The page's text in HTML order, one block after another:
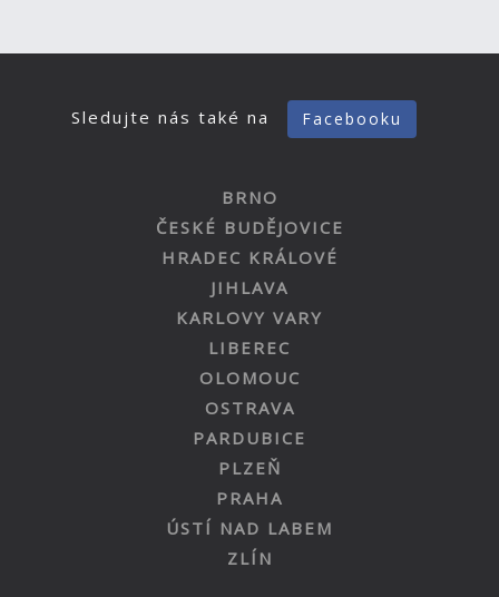
Sledujte nás také na Facebooku
BRNO
ČESKÉ BUDĚJOVICE
HRADEC KRÁLOVÉ
JIHLAVA
KARLOVY VARY
LIBEREC
OLOMOUC
OSTRAVA
PARDUBICE
PLZEŇ
PRAHA
ÚSTÍ NAD LABEM
ZLÍN